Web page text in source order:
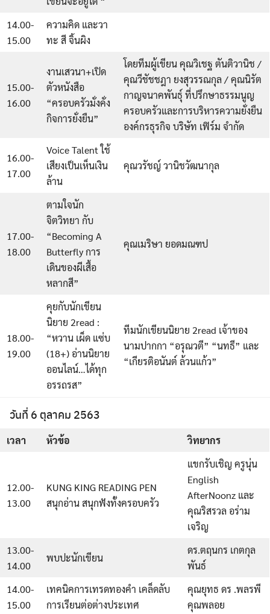
Search
for:
14.00-
15.00
ความคิด และวา
ทะ สี จิ้นผิง
15.00-
16.00
งานเสวนา+เปิด
ตัวหนังสือ
“ครอบครัวมั่งคั่ง
กิจการยั่งยืน”
โดยทีมผู้เขียน คุณวิเชฐ ตันติวานิช /
คุณวีชัชชฎา ยงสุวรรณกุล / คุณนิรัต
กาญจนาคพันธุ์ ที่ปรึกษาธรรมนูญ
ครอบครัวและการบริหารความยั่งยืน
องค์กรธุรกิจ บริษัท เฟิร์ม จำกัด
16.00-
17.00
Voice Talent ใช้
เสียงเป็นเห็นเงิน
ล้าน
คุณวรัชญ์ วานิชวัฒนากุล
17.00-
18.00
ตามใจนัก
จิตวิทยา กับ
“Becoming A
Butterfly การ
เดินของผีเสื้อ
หลากสี”
คุณเมริษา ยอดมณฑป
18.00-
19.00
คุยกับนักเขียน
นิยาย 2read :
“หวาน เผ็ด แซ่บ
(18+) อ่านนิยาย
ออนไลน์…ได้ทุก
อรรถรส”
ทีมนักเขียนนิยาย 2read เจ้าของ
นามปากกา “อรุณวตี” “นทธี” และ
“เกียรติอนันต์ ล้วนแก้ว”
วันที่ 6 ตุลาคม 2563
เวลา หัวข้อ วิทยากร
12.00-
13.00
KUNG KING READING PEN
สนุกอ่าน สนุกฟังทั้งครอบครัว
แขกรับเชิญ ครูนุ่น
English
AfterNoonz และ
คุณริสรวล อร่าม
เจริญ
13.00-
14.00
พบปะนักเขียน
ดร.ตฤนกร เกตกุล
พันธ์
14.00-
15.00
เทคนิคการเทรดทองคำ เคล็ดลับ
การเรียนต่อต่างประเทศ
คุณยุทธ ดร .พลรพี
คุณพลอย